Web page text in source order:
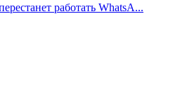
работать WhatsA...